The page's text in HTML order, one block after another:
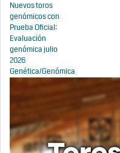
Nuevos toros
genómicos con
Prueba Oficial:
Evaluación
genómica julio
2026
Genética/Genómica